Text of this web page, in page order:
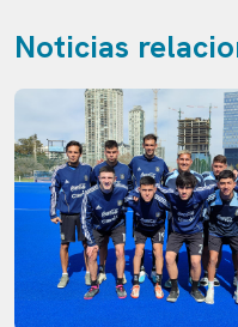
Noticias